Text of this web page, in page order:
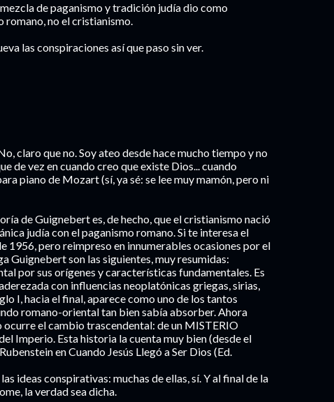
de paganismo y tradición judía dio como
no el cristianismo.
las conspiraciones así que paso sin ver.
claro que no. Soy ateo desde hace mucho tiempo y no
de vez en cuando creo que existe Dios... cuando
piano de Mozart (sí, ya sé: se lee muy mamón, pero ni
de Guignebert es, de hecho, que el cristianismo nació
judía con el paganismo romano. Si te interesa el
1956, pero reimpreso en innumerables ocasiones por el
Guignebert son las siguientes, muy resumidas:
por sus orígenes y características fundamentales. Es
con influencias neoplatónicas griegas, sirias,
I, hacia el final, aparece como uno de los tantos
romano-oriental tan bien sabía absorber. Ahora
ocurre el cambio trascendental: de un MISTERIO
Imperio. Esta historia la cuenta muy bien (desde el
en Cuando Jesús Llegó a Ser Dios (Ed.
ideas conspirativas: muchas de ellas, sí. Y al final de la
la verdad sea dicha.